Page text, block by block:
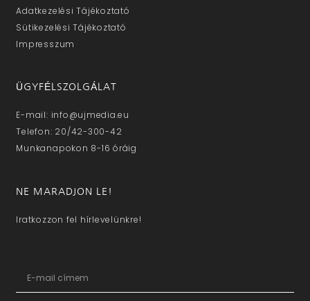
Adatkezelési Tájékoztató
Sütikezelési Tájékoztató
Impresszum
ÜGYFÉLSZOLGÁLAT
E-mail: info@ujmedia.eu
Telefon: 20/42-300-42
Munkanapokon 8-16 óráig
NE MARADJON LE!
Iratkozzon fel hírlevelünkre!